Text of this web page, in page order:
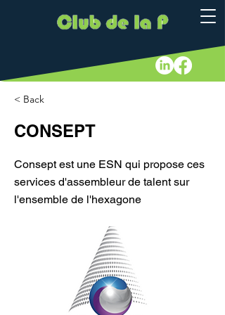
< Back
CONSEPT
Consept est une ESN qui propose ces
services d'assembleur de talent sur
l'ensemble de l'hexagone